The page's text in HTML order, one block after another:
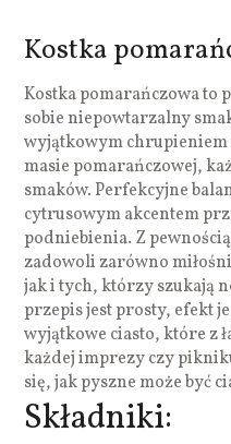
Kostka
Kostka pomarańczowa to
sobie niepowtarzalny
wyjątkowym
masie pomarańczowej,
smaków. Perfekcyjne
cytrusowym akcentem
podniebienia. Z
zadowoli zarówno
jak i tych, którzy szukają
przepis jest prosty, efekt
wyjątkowe ciasto, które z
każdej imprezy czy
się, jak pyszne może być
Składniki: